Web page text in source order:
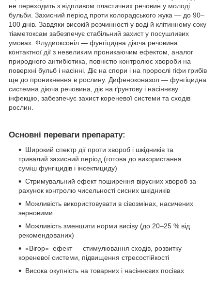
не переходить з відпливом пластичних речовин у молоді
бульби. Захисний період проти колорадського жука — до 90–
100 днів. Завдяки високій розчинності у воді й клітинному соку
тіаметоксам забезпечує стабільний захист у посушливих
умовах. Флудиоксоніл — фунгіцидна діюча речовина
контактної дії з невеликим проникаючим ефектом, аналог
природного антибіотика, повністю контролює хвороби на
поверхні бульб і насінні. Діє на спори і на пророслі гіфи грибів
ще до проникнення в рослину. Дифеноконазол — фунгіцидна
системна діюча речовина, діє на ґрунтову і насіннєву
інфекцію, забезпечує захист кореневої системи та сходів
рослин.
Основні переваги препарату:
Широкий спектр дії проти хвороб і шкідників та
тривалий захисний період (готова до використання
суміш фунгіцидів і інсектициду)
Стримувальний ефект поширення вірусних хвороб за
рахунок контролю чисельності сисних шкідників
Можливість використовувати в сівозмінах, насичених
зерновими
Можливість зменшити норми висіву (до 20–25 % від
рекомендованих)
«Вігор»–ефект — стимулювання сходів, розвитку
кореневої системи, підвищення стресостійкості
Висока окупність на товарних і насіннєвих посівах